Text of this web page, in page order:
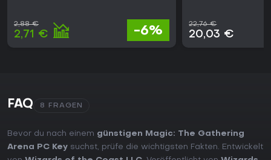
2,88 €
2,71 € -6%
22,76 €
20,03 €
FAQ 8 FRAGEN
Bevor du nach einem günstigen Magic: The Gathering
Arena PC Key suchst, prüfe die wichtigsten Fakten. Entwickelt